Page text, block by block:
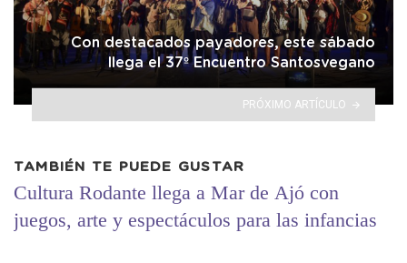
Con destacados payadores, este sábado
llega el 37º Encuentro Santosvegano
PRÓXIMO ARTÍCULO
TAMBIÉN TE PUEDE GUSTAR
Cultura Rodante llega a Mar de Ajó con
juegos, arte y espectáculos para las infancias